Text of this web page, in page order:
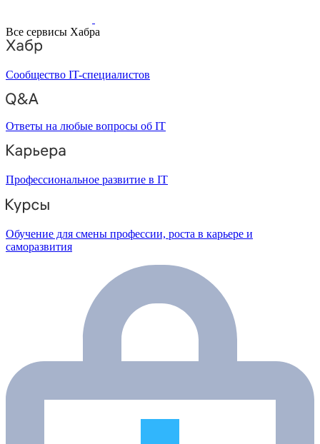
Все сервисы Хабра
Сообщество IT-специалистов
Ответы на любые вопросы об IT
Профессиональное развитие в IT
Обучение для смены профессии, роста в карьере и
саморазвития